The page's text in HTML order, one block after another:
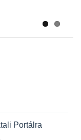
Portálra